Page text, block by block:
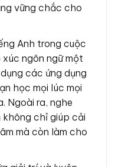
vững chắc cho
Anh trong cuộc
ngôn ngữ một
các ứng dụng
học mọi lúc mọi
Ngoài ra, nghe
không chỉ giúp cải
mà còn làm cho